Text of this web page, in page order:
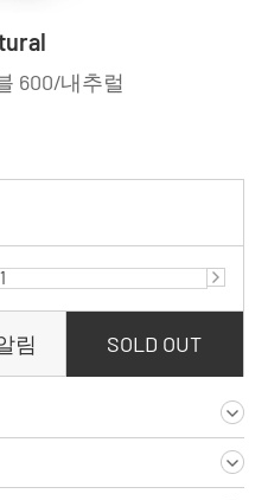
600/내추럴
림 SOLD OUT